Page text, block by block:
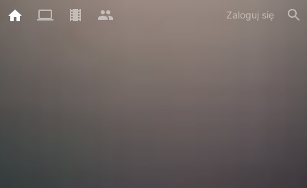
Zaloguj się